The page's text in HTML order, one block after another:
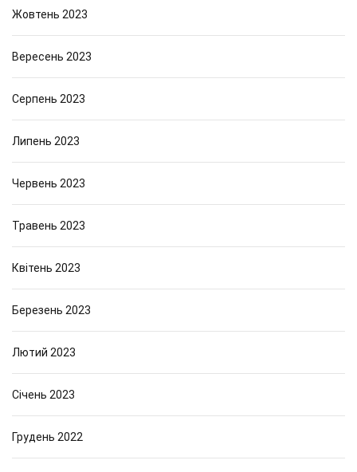
Жовтень 2023
Вересень 2023
Серпень 2023
Липень 2023
Червень 2023
Травень 2023
Квітень 2023
Березень 2023
Лютий 2023
Січень 2023
Грудень 2022